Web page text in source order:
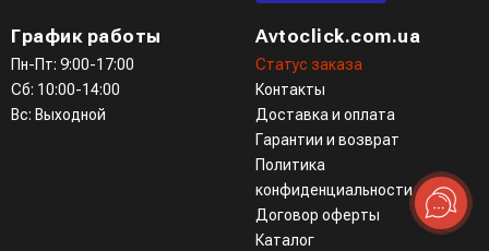
График работы
Пн-Пт: 9:00-17:00
Сб: 10:00-14:00
Вс: Выходной
Avtoclick.com.ua
Статус заказа
Контакты
Доставка и оплата
Гарантии и возврат
Политика
конфиденциальности
Договор оферты
Каталог